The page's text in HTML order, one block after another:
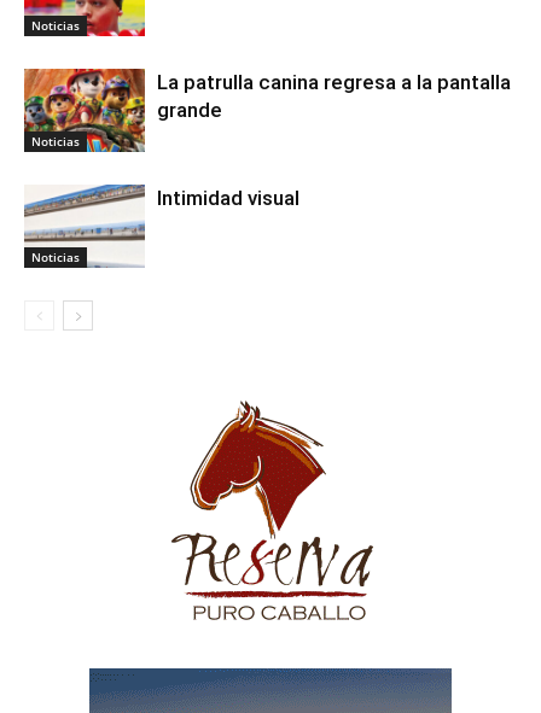
Noticias
Noticias
La patrulla canina regresa a la pantalla
grande
Noticias
Intimidad visual